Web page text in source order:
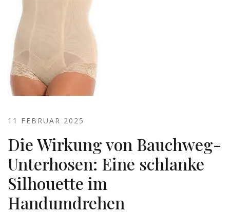
11 FEBRUAR 2025
Die Wirkung von Bauchweg-
Unterhosen: Eine schlanke
Silhouette im
Handumdrehen